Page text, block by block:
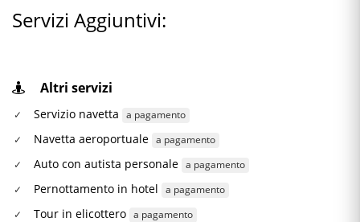
Servizi Aggiuntivi:
Altri servizi
Servizio navetta a pagamento
Navetta aeroportuale a pagamento
Auto con autista personale a pagamento
Pernottamento in hotel a pagamento
Tour in elicottero a pagamento